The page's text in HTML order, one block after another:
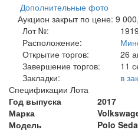
Дополнительные фото
Аукцион закрыт по цене: 9
Лот №:
Расположение:
Открытие торгов:
26
Завершение торгов:
11
Закладки:
в
Спецификации Лота
Год выпуска
2017
Марка
Модель
Polo